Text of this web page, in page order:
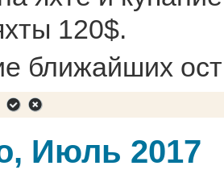
120$.
ближайших
Июль 2017